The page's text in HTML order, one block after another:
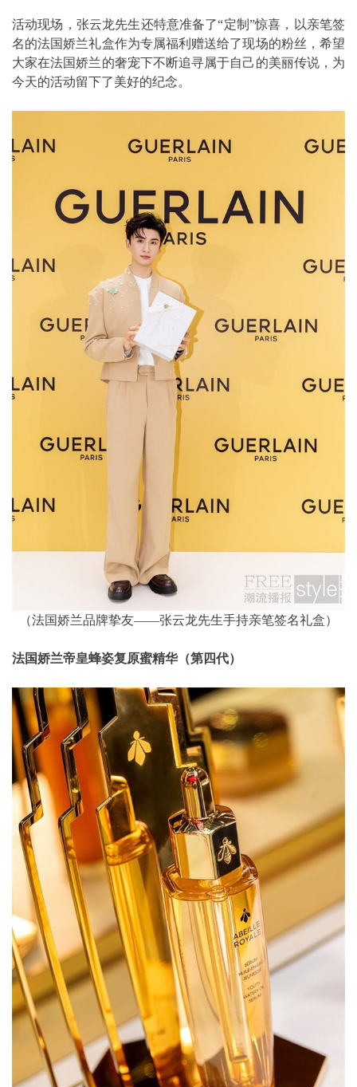
活动现场，张云龙先生还特意准备了“定制”惊喜，以亲笔签
名的法国娇兰礼盒作为专属福利赠送给了现场的粉丝，希望
大家在法国娇兰的奢宠下不断追寻属于自己的美丽传说，为
今天的活动留下了美好的纪念。
（法国娇兰品牌挚友——张云龙先生手持亲笔签名礼盒）
法国娇兰帝皇蜂姿复原蜜精华（第四代）